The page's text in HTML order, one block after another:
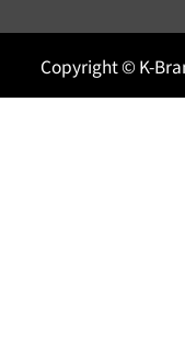
Copyright © K-